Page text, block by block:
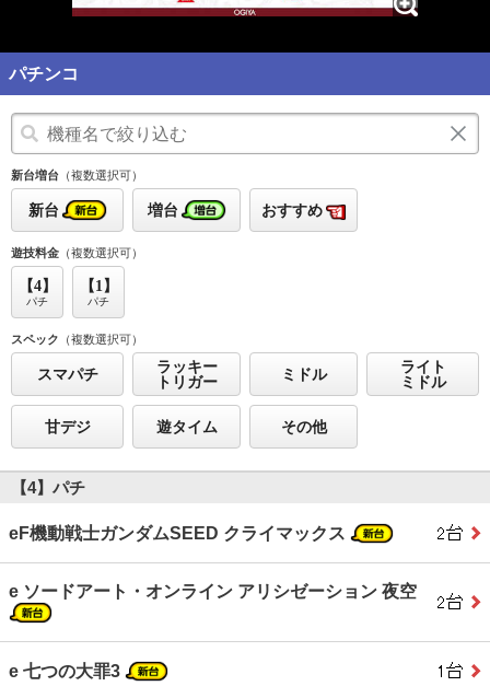
パチンコ
新台増台 （複数選択可）
新台 増台 おすすめ
遊技料金 （複数選択可）
【4】
パチ
【1】
パチ
スペック （複数選択可）
スマパチ
ラッキー
トリガー
ミドル
ライト
ミドル
甘デジ 遊タイム その他
【4】パチ
eF機動戦士ガンダムSEED クライマックス
e ソードアート・オンライン アリシゼーション 夜空
e 七つの大罪3